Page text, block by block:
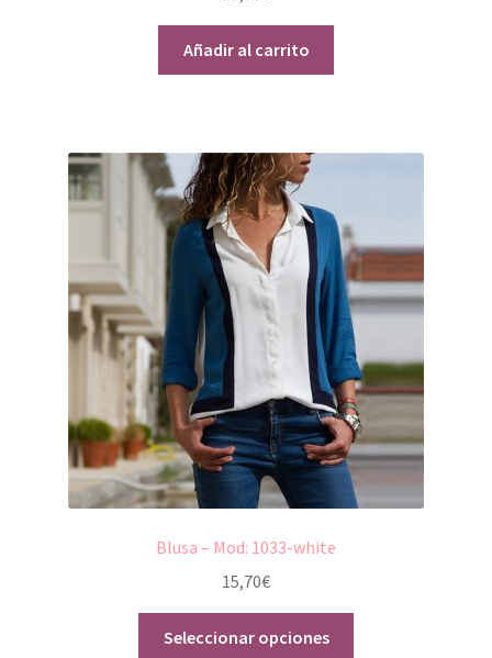
Añadir al carrito
Blusa – Mod: 1033-white
15,70€
Seleccionar opciones